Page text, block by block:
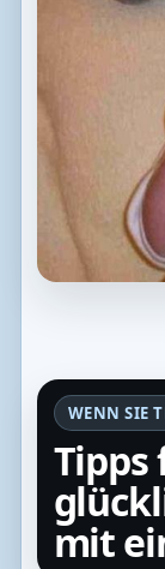
WENN SIE
Tipps
mit